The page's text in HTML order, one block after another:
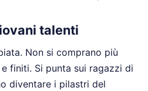
talenti
Non si comprano più
finiti. Si punta sui ragazzi di
diventare i pilastri del